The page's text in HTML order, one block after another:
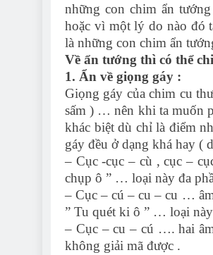
những con chim ẩn
hoặc vì một lý do nào đó
là những con chim ẩn
Về ẩn tướng thì có thể
1. Ẩn về giọng gáy :
Giọng gáy của chim cu
sấm ) … nên khi ta muốn
khác biệt dù chỉ là điểm
gáy đều ở dạng khá hay (
– Cục -cục – cù , cục –
chụp ô ” … loại này đa
– Cục – cú – cu – cu …
” Tu quét ki ô ” … loại
– Cục – cu – cú …. hai
không giải mã được .